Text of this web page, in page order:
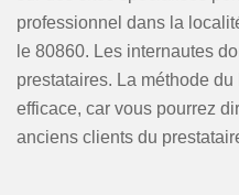
professionnel dans la
le 80860. Les internautes
prestataires. La méthode
efficace, car vous pourrez
anciens clients du